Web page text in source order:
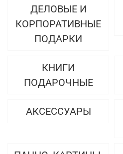
ДЕЛОВЫЕ И
КОРПОРАТИВНЫЕ
ПОДАРКИ
КНИГИ
ПОДАРОЧНЫЕ
АКСЕССУАРЫ